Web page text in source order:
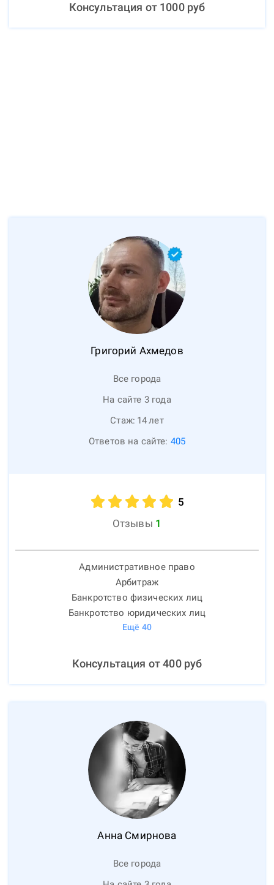
Консультация от 1000руб
Григорий Ахмедов
Все города
На сайте 3 года
Стаж: 14лет
Ответов на сайте: 405
5
Отзывы 1
Административное право
Арбитраж
Банкротство физических лиц
Банкротство юридических лиц
Ещё 40
Консультация от400руб
Анна Смирнова
Все города